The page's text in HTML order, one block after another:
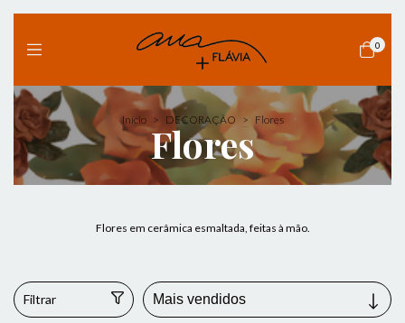
0
Início > DECORAÇÃO > Flores
Flores
Flores em cerâmica esmaltada, feitas à mão.
Filtrar